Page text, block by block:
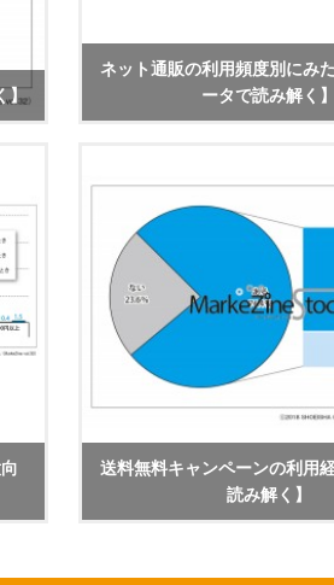
】
ネット通販の利用頻度別にみ
ータで読み解く】
送料無料キャンペーンの利用
読み解く】